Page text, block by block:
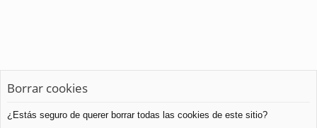
Borrar cookies
¿Estás seguro de querer borrar todas las cookies de este sitio?